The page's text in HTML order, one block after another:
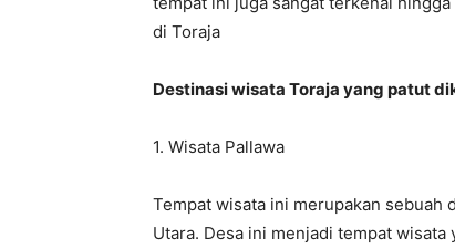
di Toraja
Destinasi wisata Toraja yang patut
1. Wisata Pallawa
Tempat wisata ini merupakan sebuah
Utara. Desa ini menjadi tempat